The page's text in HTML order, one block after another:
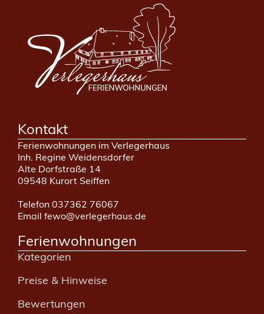
Kontakt
Ferienwohnungen im Verlegerhaus
Inh. Regine Weidensdorfer
Alte Dorfstraße 14
09548 Kurort Seiffen
Telefon 037362 76067
Email fewo@verlegerhaus.de
Ferienwohnungen
Kategorien
Preise & Hinweise
Bewertungen